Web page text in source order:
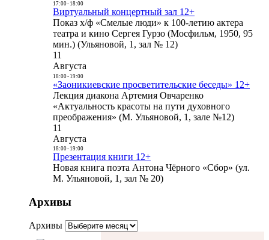
17:00- 18:00
Виртуальный концертный зал 12+
Показ х/ф «Смелые люди» к 100-летию актера
театра и кино Сергея Гурзо (Мосфильм, 1950, 95
мин.) (Ульяновой, 1, зал № 12)
11
Августа
18:00- 19:00
«Заоникиевские просветительские беседы» 12+
Лекция диакона Артемия Овчаренко
«Актуальность красоты на пути духовного
преображения» (М. Ульяновой, 1, зале №12)
11
Августа
18:00- 19:00
Презентация книги 12+
Новая книга поэта Антона Чёрного «Сбор» (ул.
М. Ульяновой, 1, зал № 20)
Архивы
Архивы